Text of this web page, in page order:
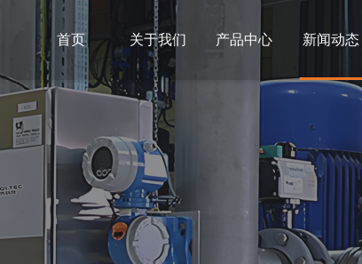
首页 关于我们 产品中心 新闻动态